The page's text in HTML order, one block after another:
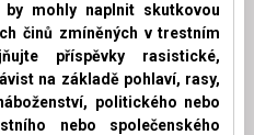
mohly naplnit skutkovou
činů zmíněných v trestním
příspěvky rasistické,
na základě pohlaví, rasy,
politického nebo
nebo společenského